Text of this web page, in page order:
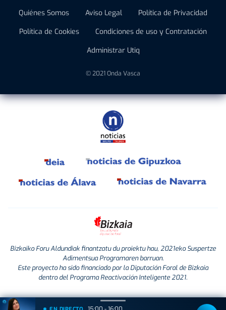
Quiénes Somos Aviso Legal
Política de Privacidad
Política de Cookies
Condiciones de uso y Contratación
Administrar Utiq
© 2021 Onda Vasca
Bizkaiko Foru Aldundiak finantzatu du proiektu hau, 2021eko Suspertze
Adimentsua Programaren barruan.
Este proyecto ha sido financiado por la Diputación Foral de Bizkaia
dentro del Programa Reactivación Inteligente 2021.